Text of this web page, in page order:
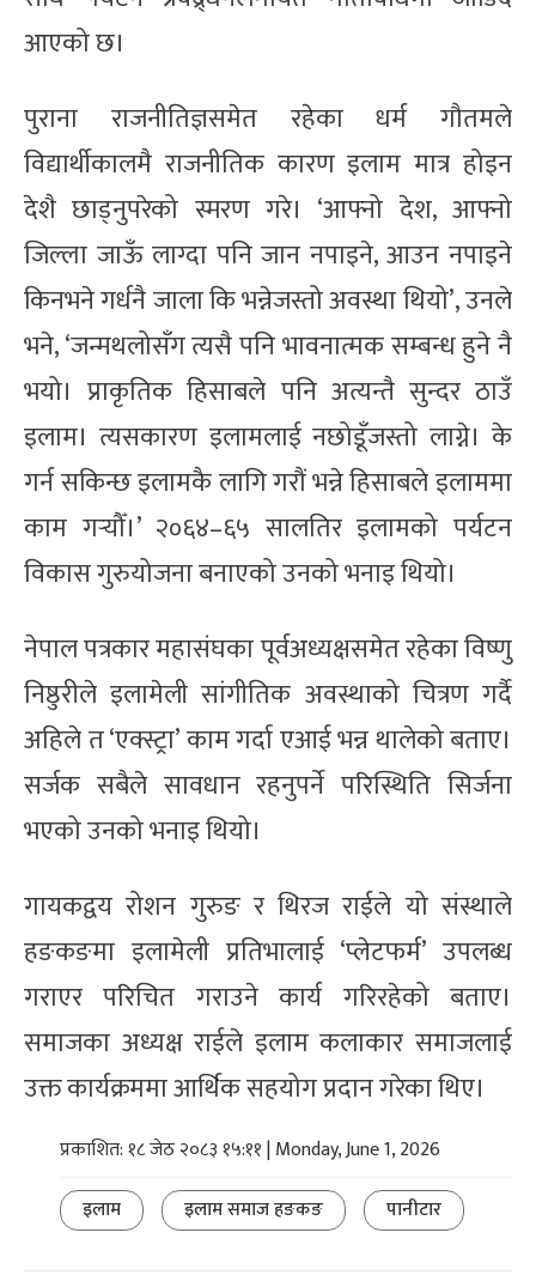
आएको छ।
पुराना राजनीतिज्ञसमेत रहेका धर्म गौतमले
विद्यार्थीकालमै राजनीतिक कारण इलाम मात्र होइन
देशै छाड्नुपरेको स्मरण गरे। ‘आफ्नो देश, आफ्नो
जिल्ला जाऊँ लाग्दा पनि जान नपाइने, आउन नपाइने
किनभने गर्धनै जाला कि भन्नेजस्तो अवस्था थियो’, उनले
भने, ‘जन्मथलोसँग त्यसै पनि भावनात्मक सम्बन्ध हुने नै
भयो। प्राकृतिक हिसाबले पनि अत्यन्तै सुन्दर ठाउँ
इलाम। त्यसकारण इलामलाई नछोडूँजस्तो लाग्ने। के
गर्न सकिन्छ इलामकै लागि गरौं भन्ने हिसाबले इलाममा
काम गर्‍यौँ।’ २०६४–६५ सालतिर इलामको पर्यटन
विकास गुरुयोजना बनाएको उनको भनाइ थियो।
नेपाल पत्रकार महासंघका पूर्वअध्यक्षसमेत रहेका विष्णु
निष्ठुरीले इलामेली सांगीतिक अवस्थाको चित्रण गर्दै
अहिले त ‘एक्स्ट्रा’ काम गर्दा एआई भन्न थालेको बताए।
सर्जक सबैले सावधान रहनुपर्ने परिस्थिति सिर्जना
भएको उनको भनाइ थियो।
गायकद्वय रोशन गुरुङ र थिरज राईले यो संस्थाले
हङकङमा इलामेली प्रतिभालाई ‘प्लेटफर्म’ उपलब्ध
गराएर परिचित गराउने कार्य गरिरहेको बताए।
समाजका अध्यक्ष राईले इलाम कलाकार समाजलाई
उक्त कार्यक्रममा आर्थिक सहयोग प्रदान गरेका थिए।
प्रकाशित: १८ जेठ २०८३ १५:११ | Monday, June 1, 2026
इलाम
इलाम समाज हङकङ पानीटार